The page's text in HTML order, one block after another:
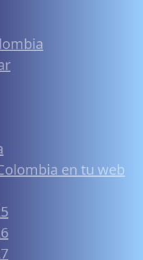
en tu web